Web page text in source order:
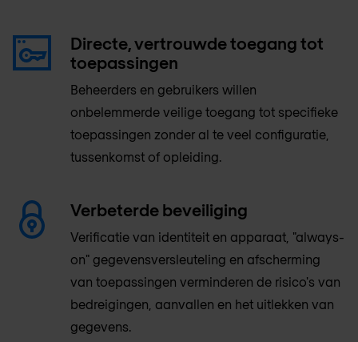
Directe, vertrouwde toegang tot
toepassingen
Beheerders en gebruikers willen
onbelemmerde veilige toegang tot specifieke
toepassingen zonder al te veel configuratie,
tussenkomst of opleiding.
Verbeterde beveiliging
Verificatie van identiteit en apparaat, "always-
on" gegevensversleuteling en afscherming
van toepassingen verminderen de risico's van
bedreigingen, aanvallen en het uitlekken van
gegevens.